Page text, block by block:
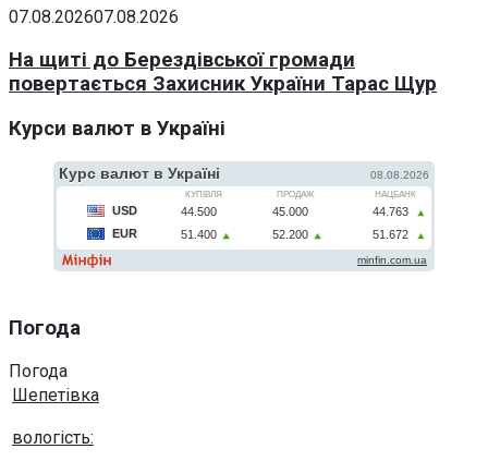
07.08.202607.08.2026
На щиті до Берездівської громади
повертається Захисник України Тарас Щур
Курси валют в Україні
Погода
Погода
Шепетівка
вологість: